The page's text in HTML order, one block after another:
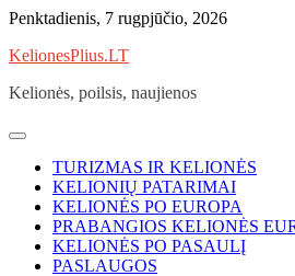
Skip
content
Penktadienis, 7 rugpjūčio, 2026
KelionesPlius.LT
Kelionės, poilsis, naujienos
TURIZMAS IR KELIONĖS
KELIONIŲ PATARIMAI
KELIONĖS PO EUROPA
PRABANGIOS KELIONĖS
KELIONĖS PO PASAULĮ
PASLAUGOS